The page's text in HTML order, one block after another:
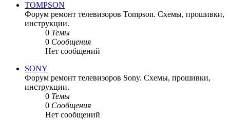
TOMPSON
Форум ремонт телевизоров Tompson. Схемы, прошивки,
инструкции.
0 Темы
0 Сообщения
Нет сообщений
SONY
Форум ремонт телевизоров Sony. Схемы, прошивки,
инструкции.
0 Темы
0 Сообщения
Нет сообщений